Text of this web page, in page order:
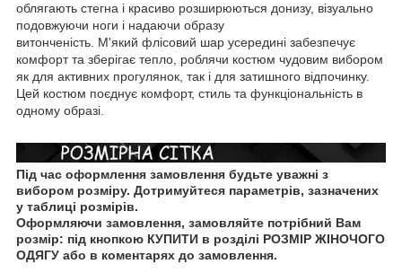
облягають стегна і красиво розширюються донизу, візуально
подовжуючи ноги і надаючи образу
витонченість. М'який флісовий шар усередині забезпечує
комфорт та зберігає тепло, роблячи костюм чудовим вибором
як для активних прогулянок, так і для затишного відпочинку.
Цей костюм поєднує комфорт, стиль та функціональність в
одному образі.
Під час оформлення замовлення будьте уважні з
вибором розміру. Дотримуйтеся параметрів, зазначених
у таблиці розмірів.
Оформляючи замовлення, замовляйте потрібний Вам
розмір: під кнопкою КУПИТИ в розділі РОЗМІР ЖІНОЧОГО
ОДЯГУ або в коментарях до замовлення.